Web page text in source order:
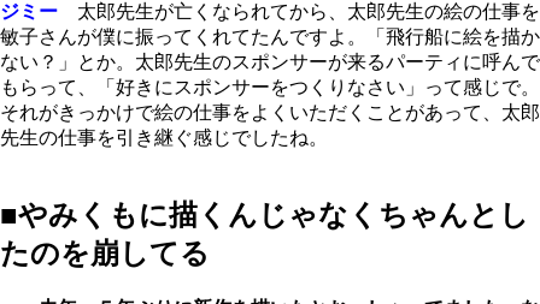
ジミー 太郎先生が亡くなられてから、太郎先生の絵の仕事を
敏子さんが僕に振ってくれてたんですよ。「飛行船に絵を描か
ない？」とか。太郎先生のスポンサーが来るパーティに呼んで
もらって、「好きにスポンサーをつくりなさい」って感じで。
それがきっかけで絵の仕事をよくいただくことがあって、太郎
先生の仕事を引き継ぐ感じでしたね。
■やみくもに描くんじゃなくちゃんとし
たのを崩してる